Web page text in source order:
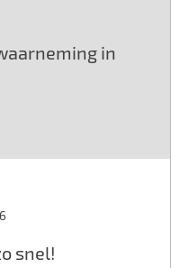
in
snel!